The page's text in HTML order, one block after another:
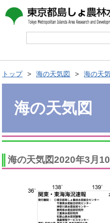
トップ 海の天気図 海の天
海の天気図
海の天気図2020年3月10